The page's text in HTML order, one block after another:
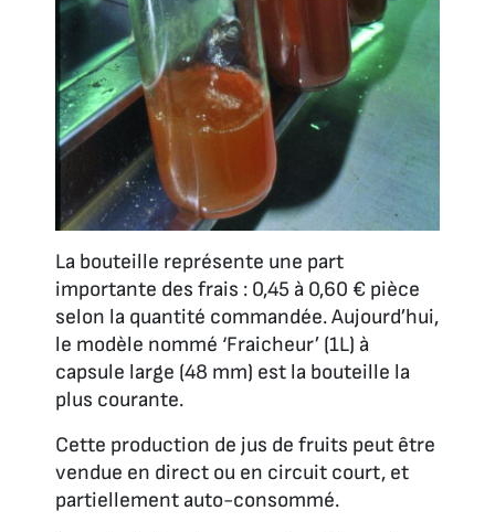
La bouteille représente une part
importante des frais : 0,45 à 0,60 € pièce
selon la quantité commandée. Aujourd’hui,
le modèle nommé ‘Fraicheur’ (1L) à
capsule large (48 mm) est la bouteille la
plus courante.
Cette production de jus de fruits peut être
vendue en direct ou en circuit court, et
partiellement auto-consommé.